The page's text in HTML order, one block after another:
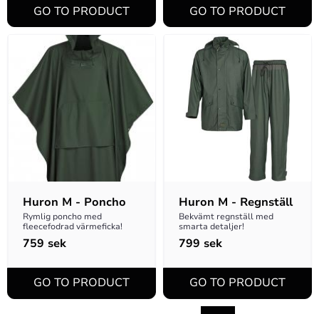
Huron M - Poncho
Rymlig poncho med
fleecefodrad värmeficka!
759 sek
Huron M - Regnställ
Bekvämt regnställ med
smarta detaljer!
799 sek